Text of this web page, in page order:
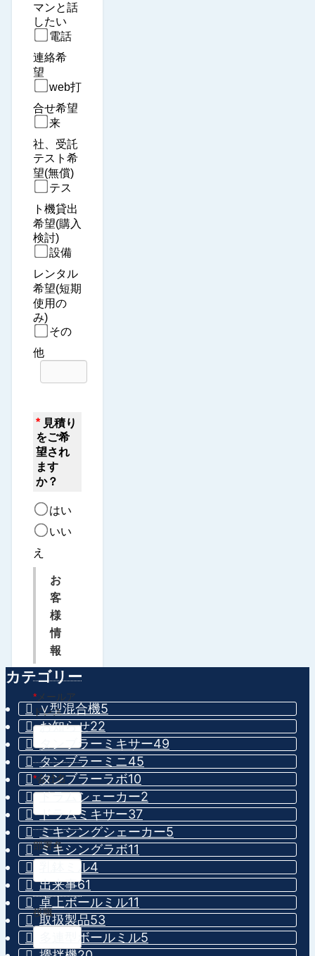
マンと話
したい
電話
連絡希
望
web打
合せ希望
来
社、受託
テスト希
望(無償)
テス
ト機貸出
希望(購入
検討)
設備
レンタル
希望(短期
使用の
み)
その
他
* 見積り
をご希
望され
ます
か？
はい
いい
え
お
客
様
情
報
*メールア
ドレス
*会社名
部署名
役職
カテゴリー
∨型混合機5
お知らせ22
タンブラーミキサー49
タンブラーミニ45
タンブラーラボ10
ドラムシェーカー2
ドラムミキサー37
ミキシングシェーカー5
ミキシングラボ11
乳鉢ミル4
出来事61
卓上ボールミル11
取扱製品53
多連型ボールミル5